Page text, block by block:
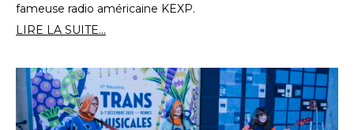
fameuse radio américaine KEXP.
LIRE LA SUITE...